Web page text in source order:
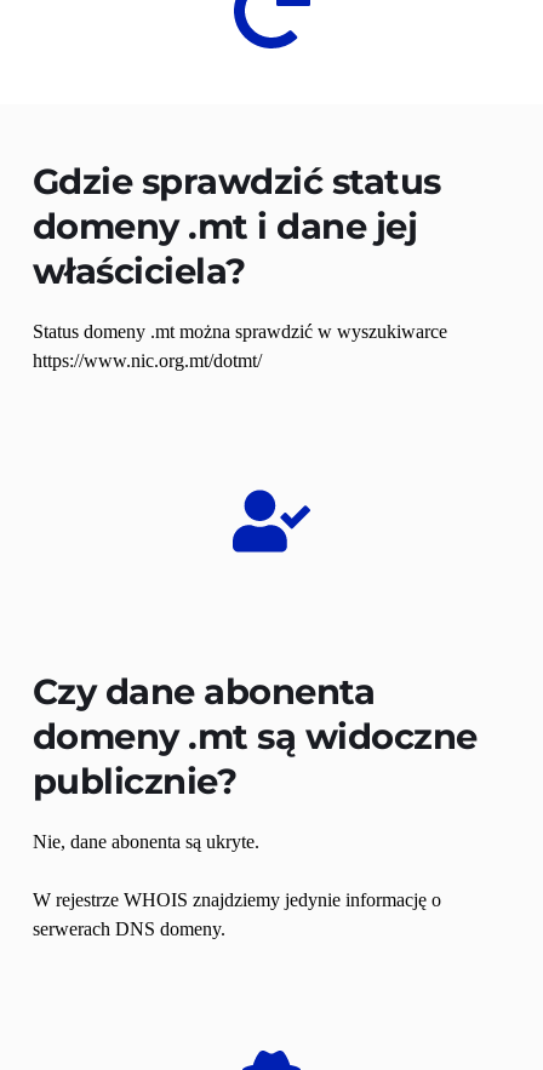
Gdzie sprawdzić status
domeny .mt i dane jej
właściciela?
Status domeny .mt można sprawdzić w wyszukiwarce
https://www.nic.org.mt/dotmt/
Czy dane abonenta
domeny .mt są widoczne
publicznie?
Nie, dane abonenta są ukryte.
W rejestrze WHOIS znajdziemy jedynie informację o
serwerach DNS domeny.